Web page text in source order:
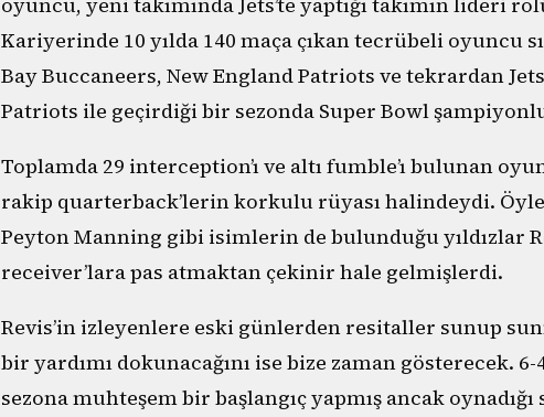
Kariyerinde 10 yılda 140 maça çıkan tecrübeli oyuncu
Bay Buccaneers, New England Patriots ve tekrardan
Patriots ile geçirdiği bir sezonda Super Bowl
Toplamda 29 interception’ı ve altı fumble’ı bulunan
rakip quarterback’lerin korkulu rüyası halindeydi.
Peyton Manning gibi isimlerin de bulunduğu yıldızlar
receiver’lara pas atmaktan çekinir hale gelmişlerdi.
Revis’in izleyenlere eski günlerden resitaller sunup
bir yardımı dokunacağını ise bize zaman gösterecek.
sezona muhteşem bir başlangıç yapmış ancak